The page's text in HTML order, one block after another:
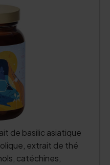
de basilic asiatique
extrait de thé
catéchines,